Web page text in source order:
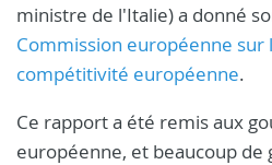
ministre de l'Italie) a donné
Commission européenne sur
compétitivité européenne.
Ce rapport a été remis aux
européenne, et beaucoup de